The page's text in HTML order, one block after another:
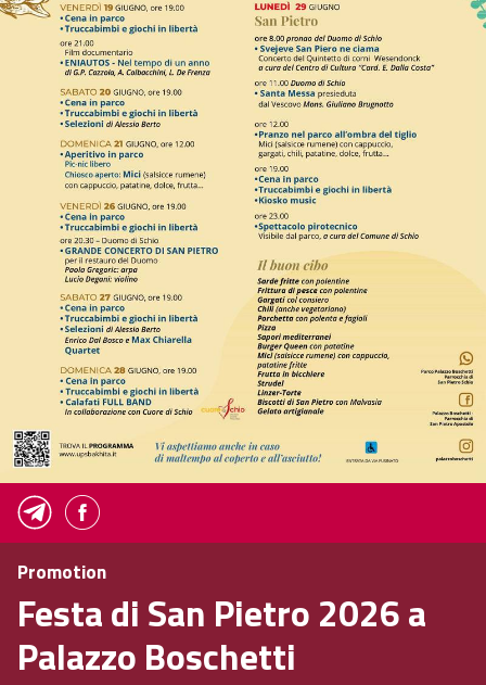
Promotion
Festa di San Pietro 2026 a
Palazzo Boschetti